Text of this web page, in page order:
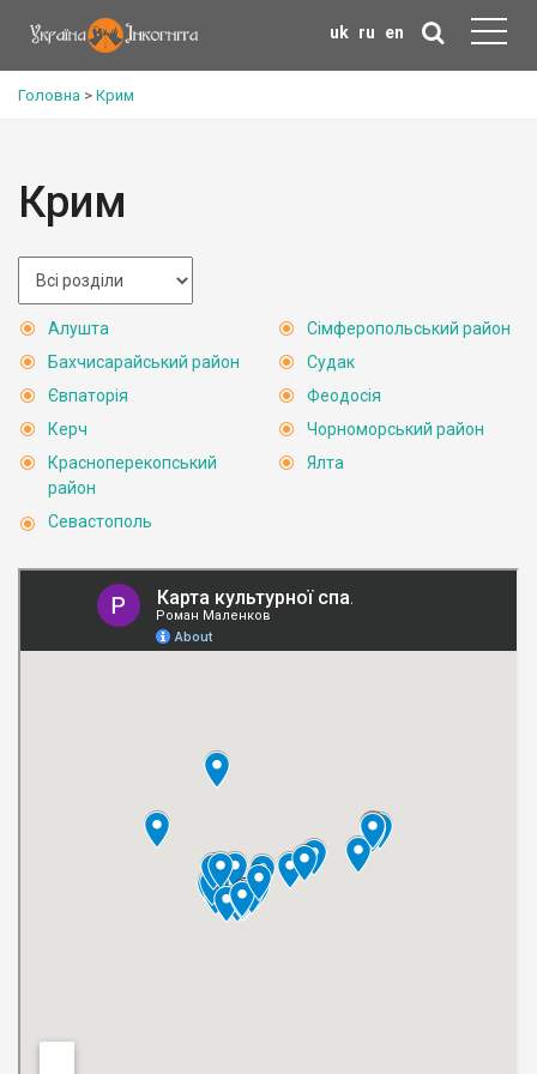
uk ru en
Головна > Крим
Крим
Алушта
Бахчисарайський район
Євпаторія
Керч
Красноперекопський
район
Севастополь
Сімферопольський район
Судак
Феодосія
Чорноморський район
Ялта